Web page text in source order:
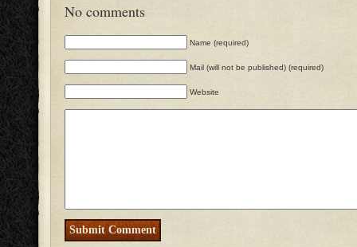
No comments
Name (required)
Mail (will not be published) (required)
Website